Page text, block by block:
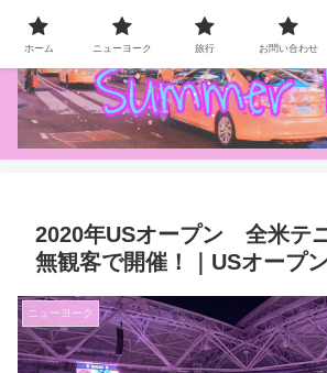
NY Life / Gourmet / Travel
2020年USオープン 全米テ
無観客で開催！｜USオープ
ニューヨーク
ホーム ニューヨーク 旅行 お問い合わせ